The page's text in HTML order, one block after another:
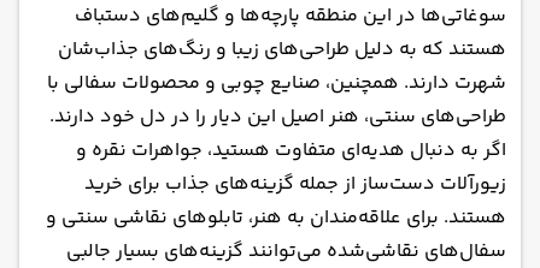
سوغاتی‌ها در این منطقه پارچه‌ها و گلیم‌های دستباف
هستند که به دلیل طراحی‌های زیبا و رنگ‌های جذاب‌شان
شهرت دارند. همچنین، صنایع چوبی و محصولات سفالی با
طراحی‌های سنتی، هنر اصیل این دیار را در دل خود دارند.
اگر به دنبال هدیه‌ای متفاوت هستید، جواهرات نقره و
زیورآلات دست‌ساز از جمله گزینه‌های جذاب برای خرید
هستند. برای علاقه‌مندان به هنر، تابلوهای نقاشی سنتی و
سفال‌های نقاشی‌شده می‌توانند گزینه‌های بسیار جالبی